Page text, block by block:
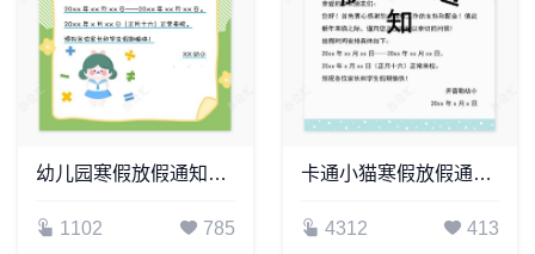
幼儿园寒假放假通知word模板
1102 785
卡通小猫寒假放假通知word模板
4312 413